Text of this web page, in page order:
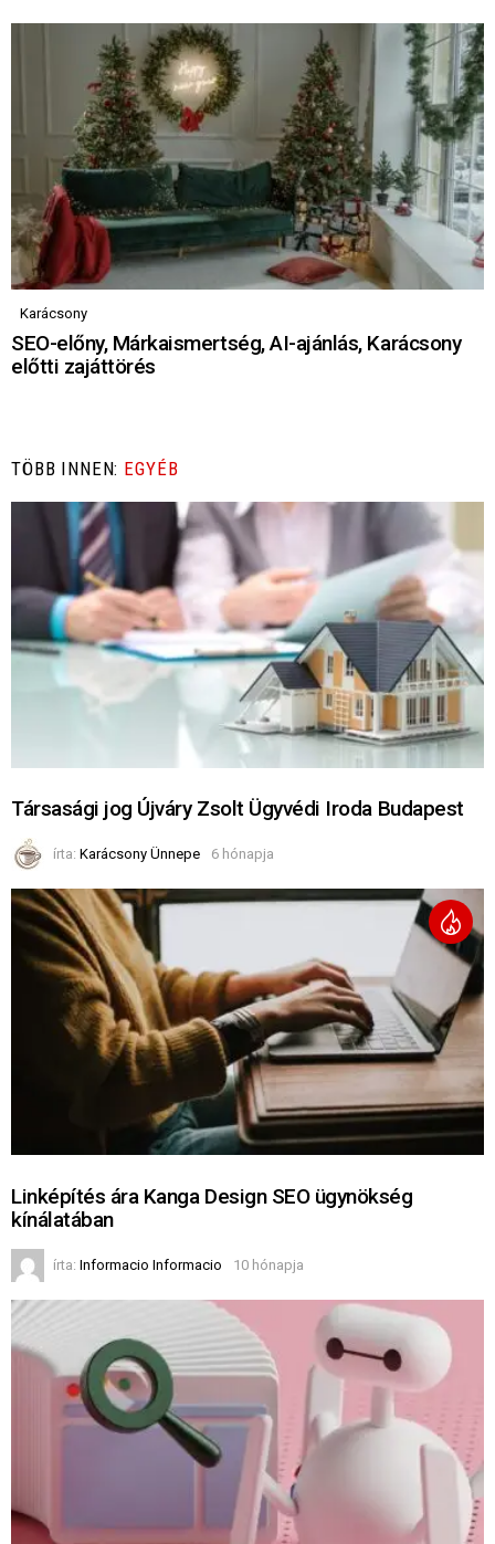
Karácsony
SEO-előny, Márkaismertség, AI-ajánlás, Karácsony
előtti zajáttörés
TÖBB INNEN: EGYÉB
Társasági jog Újváry Zsolt Ügyvédi Iroda Budapest
írta: Karácsony Ünnepe 6 hónapja
Linképítés ára Kanga Design SEO ügynökség
kínálatában
írta: Informacio Informacio 10 hónapja